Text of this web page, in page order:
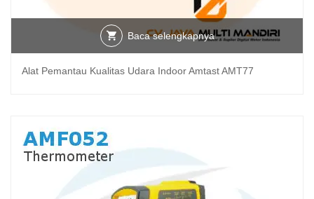
Baca selengkapnya
Alat Pemantau Kualitas Udara Indoor Amtast AMT77